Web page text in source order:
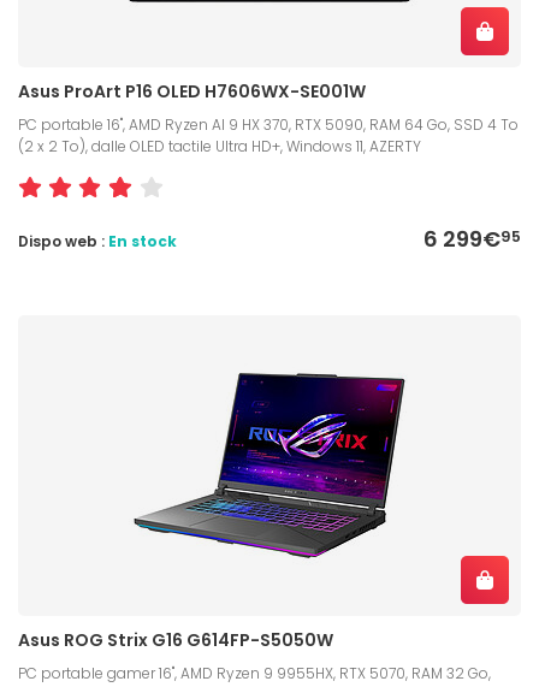
Asus ProArt P16 OLED H7606WX-SE001W
PC portable 16", AMD Ryzen AI 9 HX 370, RTX 5090, RAM 64 Go, SSD 4 To
(2 x 2 To), dalle OLED tactile Ultra HD+, Windows 11, AZERTY
6 299€95
Dispo web : En stock
Asus ROG Strix G16 G614FP-S5050W
PC portable gamer 16", AMD Ryzen 9 9955HX, RTX 5070, RAM 32 Go,